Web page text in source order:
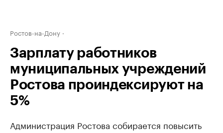
Ростов-на-Дону
Зарплату работников
муниципальных учреждений
Ростова проиндексируют на
5%
Администрация Ростова собирается повысить